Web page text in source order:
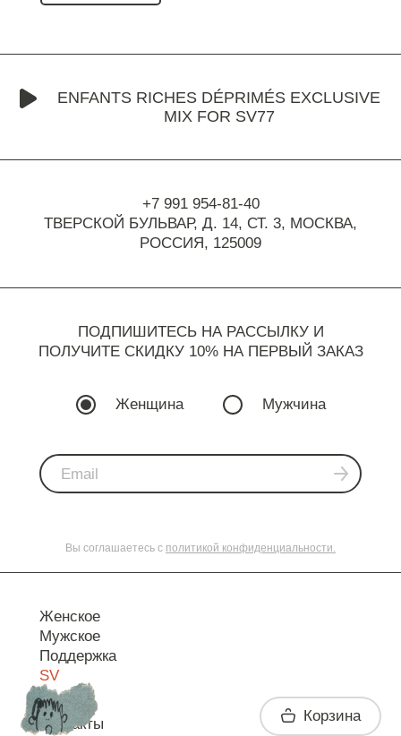
ENFANTS RICHES DÉPRIMÉS EXCLUSIVE
MIX FOR SV77
+7 991 954-81-40
ТВЕРСКОЙ БУЛЬВАР, Д. 14, СТ. 3, МОСКВА,
РОССИЯ, 125009
ПОДПИШИТЕСЬ НА РАССЫЛКУ И
ПОЛУЧИТЕ СКИДКУ 10% НА ПЕРВЫЙ ЗАКАЗ
Женщина Мужчина
Вы соглашаетесь с политикой конфиденциальности.
Женское
Мужское
Поддержка
SV
Контакты Корзина